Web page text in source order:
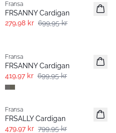
Fransa
FRSANNY Cardigan
279,98 kr 699,95 kr
Fransa
FRSANNY Cardigan
419,97 kr 699,95 kr
- 40% | Salg
Fransa
FRSALLY Cardigan
479,97 kr 799,95 kr